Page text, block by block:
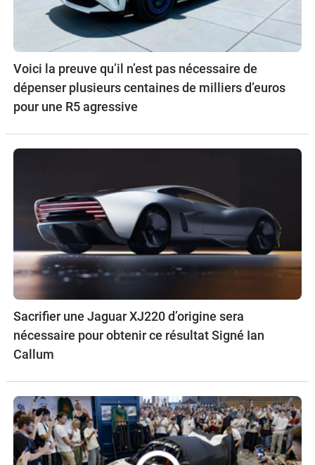
Voici la preuve qu’il n’est pas nécessaire de
dépenser plusieurs centaines de milliers d’euros
pour une R5 agressive
Sacrifier une Jaguar XJ220 d’origine sera
nécessaire pour obtenir ce résultat Signé Ian
Callum